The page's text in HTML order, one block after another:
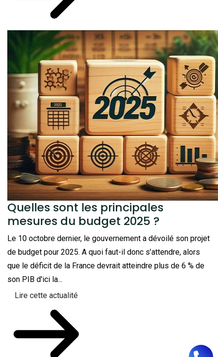
Quelles sont les principales
mesures du budget 2025 ?
Le 10 octobre dernier, le gouvernement a dévoilé son projet
de budget pour 2025. A quoi faut-il donc s’attendre, alors
que le déficit de la France devrait atteindre plus de 6 % de
son PIB d'ici la...
Lire cette actualité